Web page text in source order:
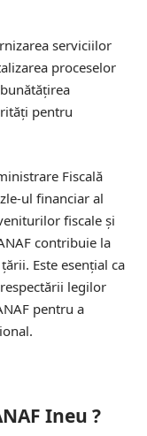
serviciilor
proceselor
pentru
Fiscală
ul financiar al
fiscale și
contribuie la
Este esențial ca
legilor
pentru a
Ineu ?